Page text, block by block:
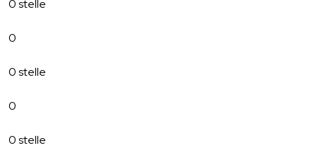
0 stelle
0
0 stelle
0
0 stelle